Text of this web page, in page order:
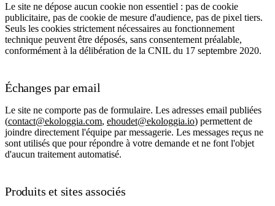
Le site ne dépose aucun cookie non essentiel : pas de cookie
publicitaire, pas de cookie de mesure d'audience, pas de pixel tiers.
Seuls les cookies strictement nécessaires au fonctionnement
technique peuvent être déposés, sans consentement préalable,
conformément à la délibération de la CNIL du 17 septembre 2020.
Échanges par email
Le site ne comporte pas de formulaire. Les adresses email publiées
(contact@ekologgia.com, ehoudet@ekologgia.io) permettent de
joindre directement l'équipe par messagerie. Les messages reçus ne
sont utilisés que pour répondre à votre demande et ne font l'objet
d'aucun traitement automatisé.
Produits et sites associés